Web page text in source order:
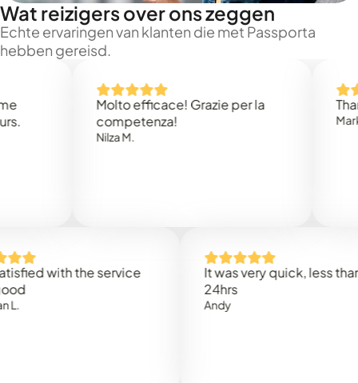
Wat reizigers over ons zeggen
Echte ervaringen van klanten die met Passporta
hebben gereisd.
Molto efficace! Grazie per la
competenza!
Thank
Mark N.
with the service
It was very quick, less than